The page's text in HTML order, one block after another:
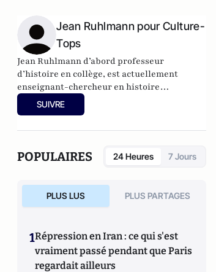
Jean Ruhlmann pour Culture-
Tops
Jean Ruhlmann d’abord professeur
d’histoire en collège, est actuellement
enseignant-chercheur en histoire
contemporaine à l’université de Lille –
Charles de Gaulle. Le théâtre est une
aux séries télévisées. Il est, avec Charles
Edouard Aubry, co-animateur de la rubrique
Culture-Tops.
SUIVRE
POPULAIRES 24 Heures 7 Jours
PLUS LUS PLUS PARTAGES
1Répression en Iran : ce qui s'est
vraiment passé pendant que Paris
regardait ailleurs